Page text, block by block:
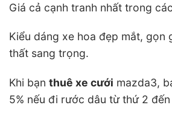
Giá cả cạnh tranh nhất trong
Kiểu dáng xe hoa đẹp mắt, gọn
thất sang trọng.
Khi bạn thuê xe cưới mazda3,
5% nếu đi rước dâu từ thứ 2